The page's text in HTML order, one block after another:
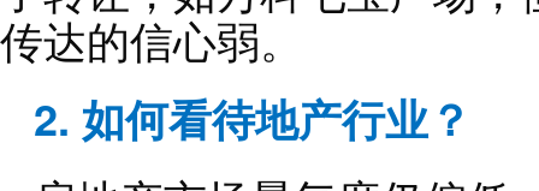
传达的信心弱。
2. 如何看待地产行业？